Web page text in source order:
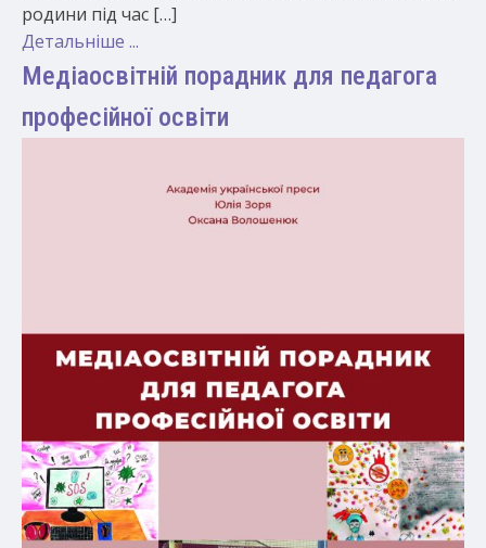
родини під час […]
Детальніше ...
Медіаосвітній порадник для педагога
професійної освіти